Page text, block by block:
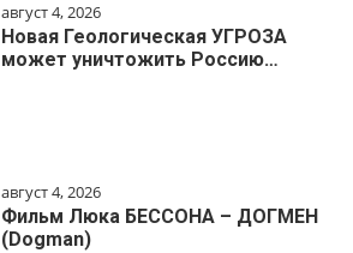
август 4, 2026
Новая Геологическая УГРОЗА
может уничтожить Россию…
август 4, 2026
Фильм Люка БЕССОНА – ДОГМЕН
(Dogman)